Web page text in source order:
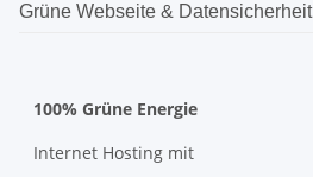
Grüne Webseite & Datensicherheit
100% Grüne Energie
Internet Hosting mit